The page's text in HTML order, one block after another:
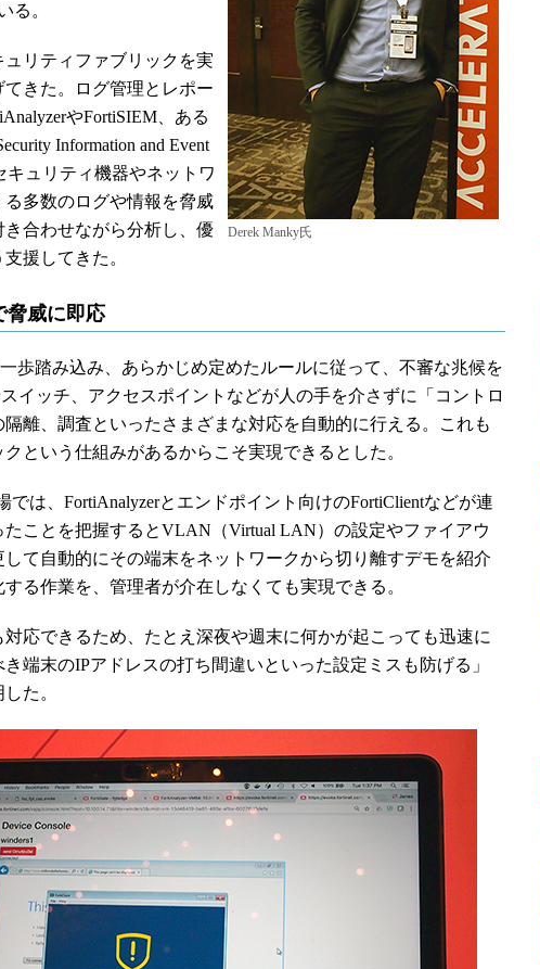
Derek Manky氏
る。
リティファブリックを実
きた。ログ管理とレポー
やFortiSIEM、ある
Information and Event
キュリティ機器やネットワ
多数のログや情報を脅威
合わせながら分析し、優
援してきた。
脅威に即応
歩踏み込み、あらかじめ定めたルールに従って、不審な兆候を
イッチ、アクセスポイントなどが人の手を介さずに「コントロ
離、調査といったさまざまな対応を自動的に行える。これも
という仕組みがあるからこそ実現できるとした。
では、FortiAnalyzerとエンドポイント向けのFortiClientなどが連
ことを把握するとVLAN（Virtual LAN）の設定やファイアウ
して自動的にその端末をネットワークから切り離すデモを紹介
る作業を、管理者が介在しなくても実現できる。
応できるため、たとえ深夜や週末に何かが起こっても迅速に
端末のIPアドレスの打ち間違いといった設定ミスも防げる」
た。